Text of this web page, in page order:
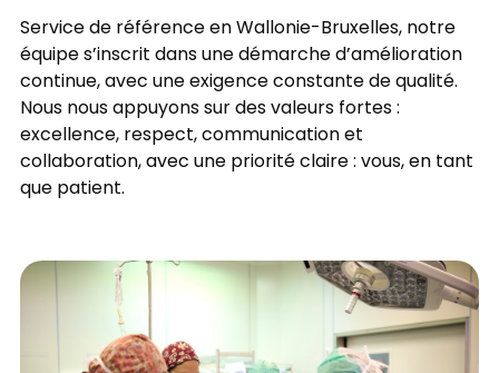
Service de référence en Wallonie-Bruxelles, notre
équipe s’inscrit dans une démarche d’amélioration
continue, avec une exigence constante de qualité.
Nous nous appuyons sur des valeurs fortes :
excellence, respect, communication et
collaboration, avec une priorité claire : vous, en tant
que patient.